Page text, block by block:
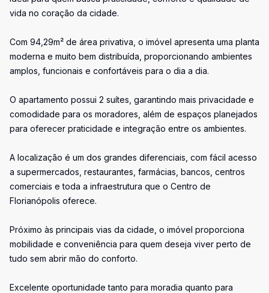
vida no coração da cidade.
Com 94,29m² de área privativa, o imóvel apresenta uma planta
moderna e muito bem distribuída, proporcionando ambientes
amplos, funcionais e confortáveis para o dia a dia.
O apartamento possui 2 suítes, garantindo mais privacidade e
comodidade para os moradores, além de espaços planejados
para oferecer praticidade e integração entre os ambientes.
A localização é um dos grandes diferenciais, com fácil acesso
a supermercados, restaurantes, farmácias, bancos, centros
comerciais e toda a infraestrutura que o Centro de
Florianópolis oferece.
Próximo às principais vias da cidade, o imóvel proporciona
mobilidade e conveniência para quem deseja viver perto de
tudo sem abrir mão do conforto.
Excelente oportunidade tanto para moradia quanto para